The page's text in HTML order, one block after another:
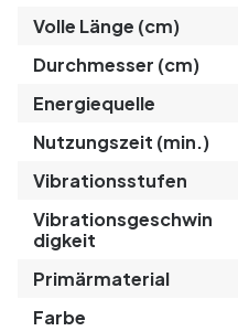
Volle Länge (cm)
Durchmesser (cm)
Energiequelle
Nutzungszeit (min.)
Vibrationsstufen
Vibrationsgeschwin
digkeit
Primärmaterial
Farbe